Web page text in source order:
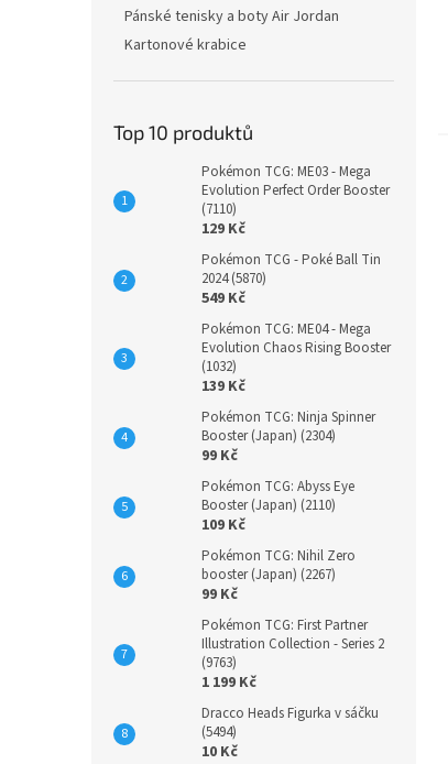
Pánské tenisky a boty Air Jordan
Kartonové krabice
Top 10 produktů
Pokémon TCG: ME03 - Mega
Evolution Perfect Order Booster
(7110)
129 Kč
Pokémon TCG - Poké Ball Tin
2024 (5870)
549 Kč
Pokémon TCG: ME04 - Mega
Evolution Chaos Rising Booster
(1032)
139 Kč
Pokémon TCG: Ninja Spinner
Booster (Japan) (2304)
99 Kč
Pokémon TCG: Abyss Eye
Booster (Japan) (2110)
109 Kč
Pokémon TCG: Nihil Zero
booster (Japan) (2267)
99 Kč
Pokémon TCG: First Partner
Illustration Collection - Series 2
(9763)
1 199 Kč
Dracco Heads Figurka v sáčku
(5494)
10 Kč